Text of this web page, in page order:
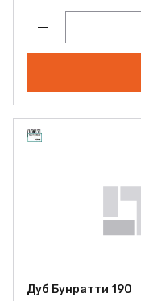
Дуб Бунратти 190